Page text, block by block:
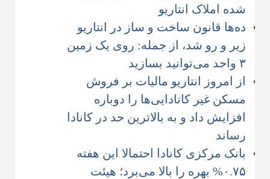
شده املاک انتاریو
ده‌ها قانون ساخت و ساز در انتاریو
زیر و رو شد، از جمله: روی یک زمین
۳ واحد می‌توانید بسازید
از امروز انتاریو مالیات بر فروش
مسکن غیر کانادایی‌ها را دوباره
افزایش داد و به بالاترین حد در کانادا
رساند
بانک مرکزی کانادا احتمالا این هفته
۰.۷۵% بهره را بالا می‌برد؛ هیئت